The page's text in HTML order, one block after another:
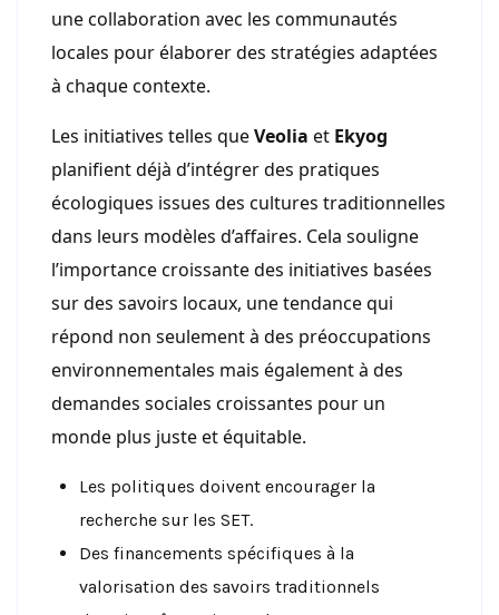
une collaboration avec les communautés
locales pour élaborer des stratégies adaptées
à chaque contexte.
Les initiatives telles queVeolia et Ekyog
planifient déjà d’intégrer des pratiques
écologiques issues des cultures traditionnelles
dans leurs modèles d’affaires. Cela souligne
l’importance croissante des initiatives basées
sur des savoirs locaux, une tendance qui
répond non seulement à des préoccupations
environnementales mais également à des
demandes sociales croissantes pour un
monde plus juste et équitable.
Les politiques doivent encourager la
recherche sur les SET.
Des financements spécifiques à la
valorisation des savoirs traditionnels